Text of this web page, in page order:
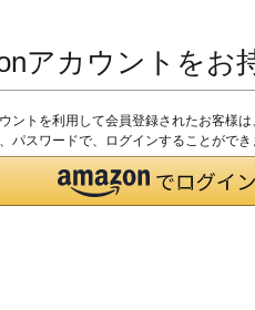
アカウントをお
ントを利用して会員登録されたお客様は
パスワードで、ログインすることができ